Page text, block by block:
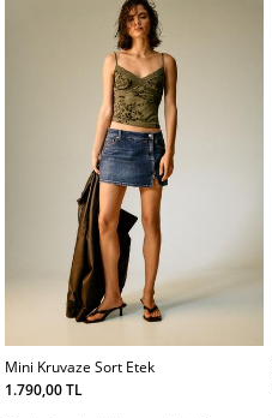
Mini Kruvaze Sort Etek
1.790,00 TL